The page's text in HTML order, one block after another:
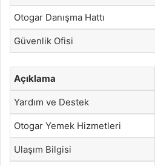
Otogar Danışma Hattı
Güvenlik Ofisi
Açıklama
Yardım ve Destek
Otogar Yemek Hizmetleri
Ulaşım Bilgisi